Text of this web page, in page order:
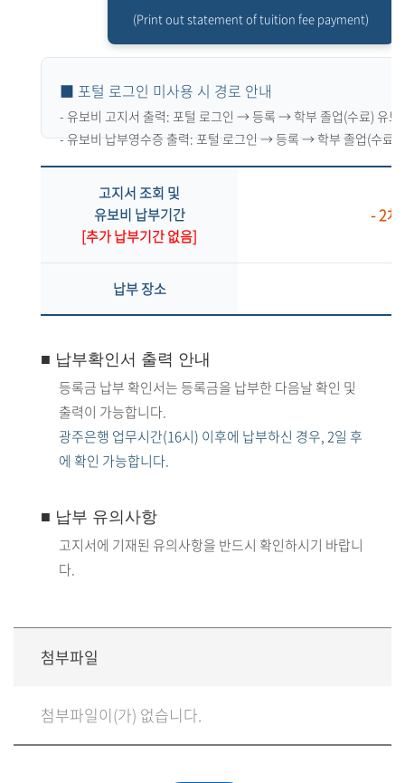
(Print out statement of tuition fee payment)
■ 포털 로그인 미사용 시 경로 안내
- 유보비 고지서 출력: 포털 로그인 → 등록 → 학부 졸업(수료) 유
- 유보비 납부영수증 출력:포털 로그인 → 등록 → 학부 졸업(수료)
고지서 조회 및
유보비 납부기간
[추가 납부기간 없음]
- 2
납부 장소
■ 납부확인서 출력 안내
등록금 납부 확인서는 등록금을 납부한 다음날 확인 및
출력이 가능합니다.
광주은행 업무시간(16시) 이후에 납부하신 경우,2일 후
에 확인 가능합니다.
■ 납부 유의사항
고지서에 기재된 유의사항을 반드시 확인하시기 바랍니
다.
첨부파일
첨부파일이(가) 없습니다.